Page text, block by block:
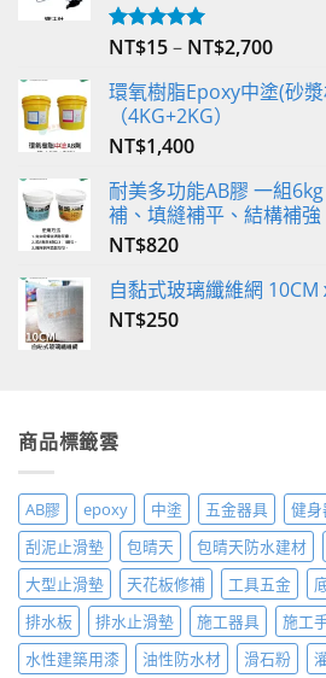
評分5.00
NT$15– NT$2,700
環氧樹脂Epoxy中塗(砂
（4KG+2KG）
NT$1,400
耐美多功能AB膠 一組
補、填縫補平、結構補強
NT$820
自黏式玻璃纖維網
NT$250
商品標籤雲
AB膠 epoxy 中塗 五金器具 健
刮泥止滑墊
包晴天 包晴天防水建材
大型止滑墊
天花板修補 工具五金
排水板
排水止滑墊 施工器具 施工
水性建築用漆
油性防水材 滑石粉